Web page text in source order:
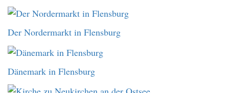
Der Nordermarkt in Flensburg
Dänemark in Flensburg